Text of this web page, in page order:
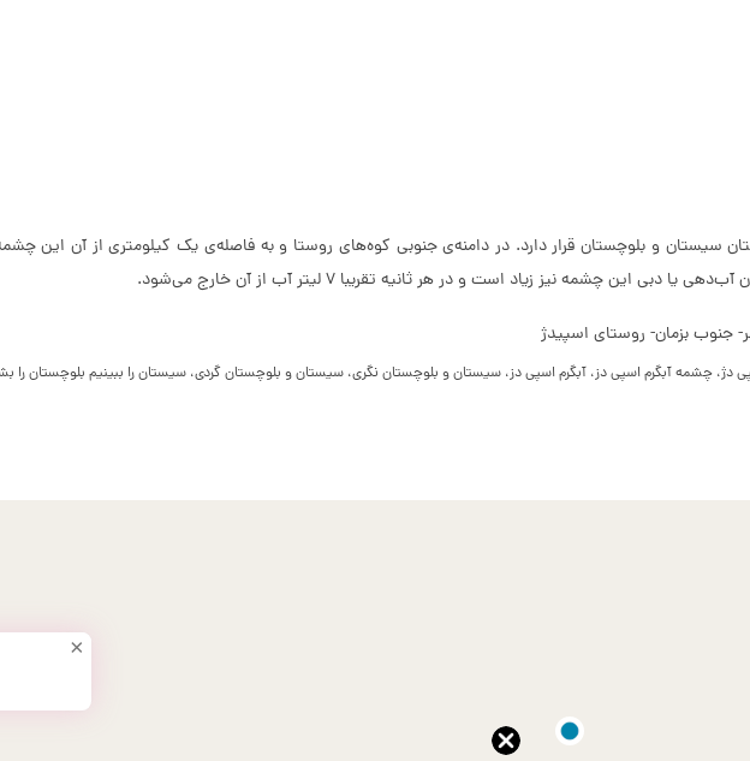
سیستان و بلوچستان قرار دارد. در دامنه‌ی جنوبی کوه‌های روستا و به فاصله‌ی یک کیلومتری از آن این
جنوب بزمان- روستای اسپیدژ
دژ، چشمه آبگرم اسپی دز، آبگرم اسپی دز، سیستان و بلوچستان نگری، سیستان و بلوچستان گردی، سیستان را ببینیم بلوچستان را
×